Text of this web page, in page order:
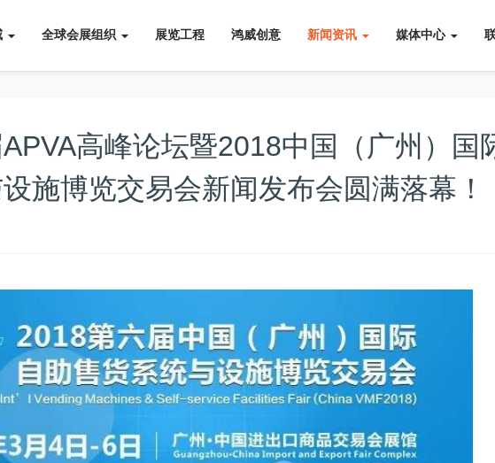
全球会展组织 展览工程 鸿威创意 新闻资讯 媒体中心
高峰论坛暨2018中国（广州）国
施博览交易会新闻发布会圆满落幕！